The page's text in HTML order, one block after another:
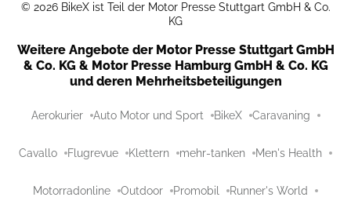
© 2026 BikeX ist Teil der Motor Presse Stuttgart GmbH & Co.
KG
Weitere Angebote der Motor Presse Stuttgart GmbH
& Co. KG & Motor Presse Hamburg GmbH & Co. KG
und deren Mehrheitsbeteiligungen
Aerokurier Auto Motor und Sport BikeX Caravaning
Cavallo Flugrevue Klettern mehr-tanken Men's Health
Motorradonline Outdoor Promobil Runner's World